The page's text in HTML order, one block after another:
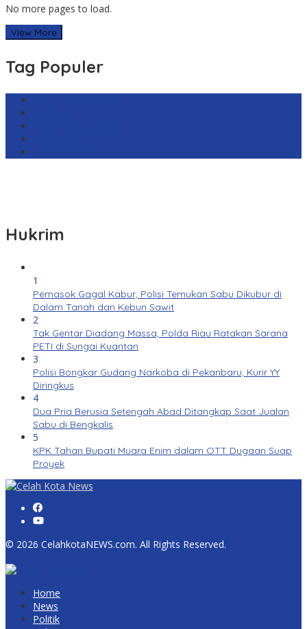
No more pages to load.
View More
Tag Populer
Hukrim
1
Pemasok Gagal Kabur, Polisi Temukan Sabu Dikubur di
Dalam Tanah dan Kebun Sawit
2
Tak Gentar Diadang Massa, Polda Riau Ratakan Sarana
PETI di Sungai Kuantan
3
Polisi Bongkar Gudang Narkoba di Pekanbaru, Kurir YY
Diringkus
4
Dua Pria Berusia Setengah Abad Ditangkap Saat Jualan
Sabu di Bengkalis
5
KPK Tahan Bupati Muara Enim dalam OTT Dugaan Suap
Proyek
© 2026 CelahkotaNEWS.com. All Rights Reserved.
Home
News
Politik